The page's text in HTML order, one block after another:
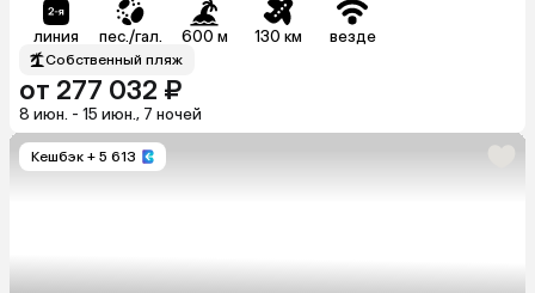
линия пес./гал. 600 м 130 км везде
Собственный пляж
от 277 032 ₽
8 июн. - 15 июн., 7 ночей
Кешбэк + 5 613